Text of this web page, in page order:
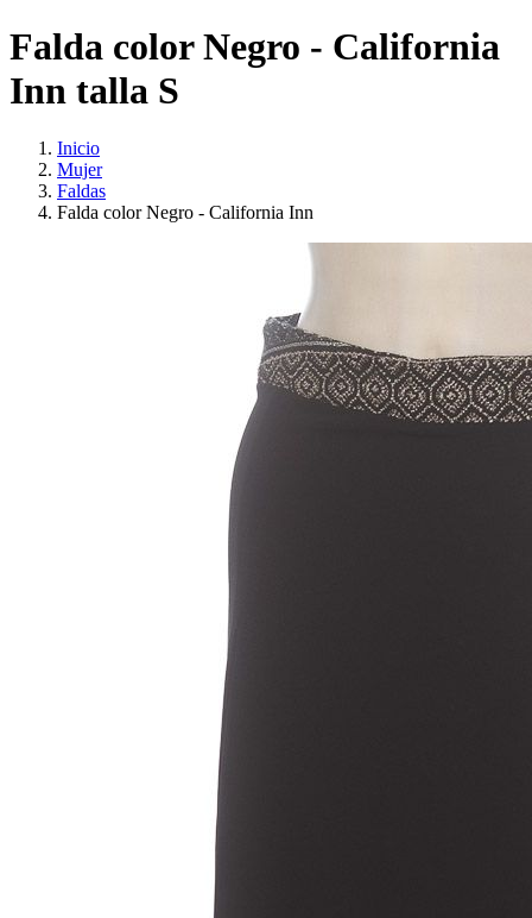
Falda color Negro - California
Inn talla S
Inicio
Mujer
Faldas
Falda color Negro - California Inn